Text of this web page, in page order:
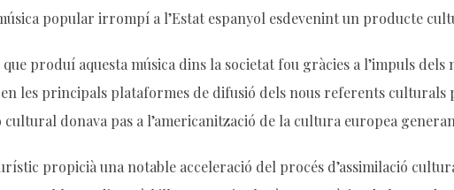
popular irrompí a l’Estat espanyol esdevenint un producte
produí aquesta música dins la societat fou gràcies a l’impuls
les principals plataformes de difusió dels nous referents
donava pas a l’americanització de la cultura europea
propicià una notable acceleració del procés d’assimilació